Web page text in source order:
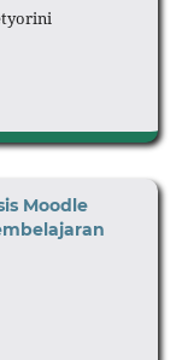
Moodle